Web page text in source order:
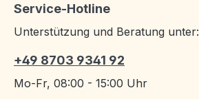
Service-Hotline
Unterstützung und Beratung unter:
+49 8703 9341 92
Mo-Fr, 08:00 - 15:00 Uhr